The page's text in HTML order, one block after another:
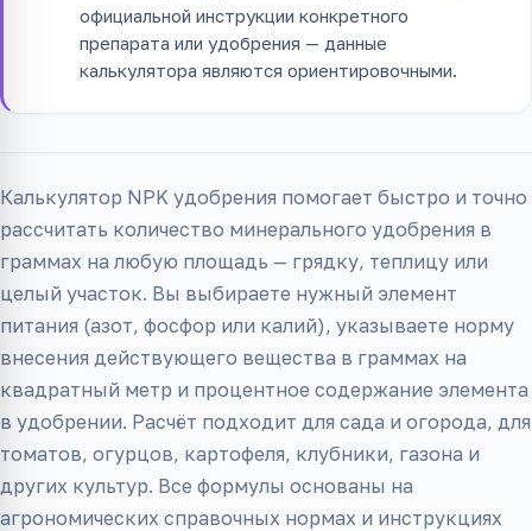
официальной инструкции конкретного
препарата или удобрения — данные
калькулятора являются ориентировочными.
Калькулятор NPK удобрения помогает быстро и точно
рассчитать количество минерального удобрения в
граммах на любую площадь — грядку, теплицу или
целый участок. Вы выбираете нужный элемент
питания (азот, фосфор или калий), указываете норму
внесения действующего вещества в граммах на
квадратный метр и процентное содержание элемента
в удобрении. Расчёт подходит для сада и огорода, для
томатов, огурцов, картофеля, клубники, газона и
других культур. Все формулы основаны на
агрономических справочных нормах и инструкциях